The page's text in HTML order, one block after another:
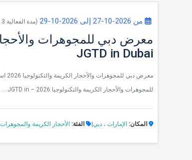
من 2026-10-27 إلى 2026-10-29 (مدة الفعالية 3 أيام)
JGTD in Dubai
للمجوهرات والأحجار الكريمة والتكنولوجيا 2026 – JGTD in ...
المكان: الإمارات ، دبي الفئة: الأحجار الكريمة والمجوهرات